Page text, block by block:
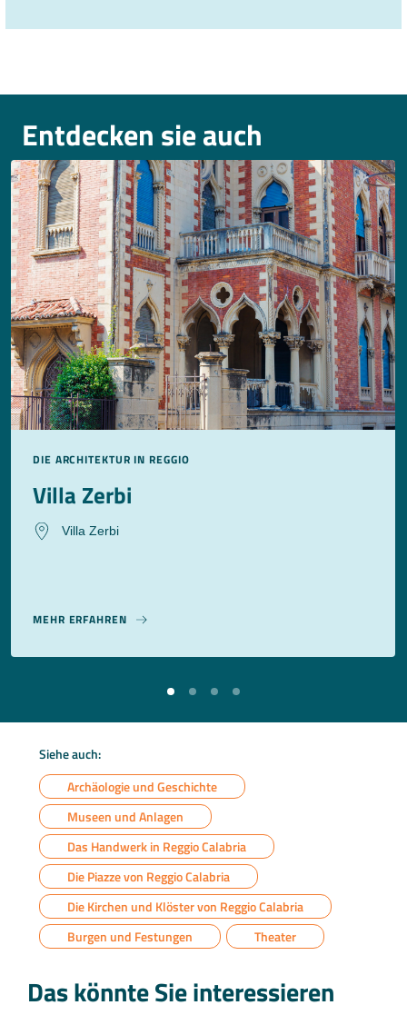
Entdecken sie auch
DIE ARCHITEKTUR IN REGGIO
Villa Zerbi
Villa Zerbi
MEHR ERFAHREN
Siehe auch:
Archäologie und Geschichte
Museen und Anlagen
Das Handwerk in Reggio Calabria
Die Piazze von Reggio Calabria
Die Kirchen und Klöster von Reggio Calabria
Burgen und Festungen
Theater
Das könnte Sie interessieren